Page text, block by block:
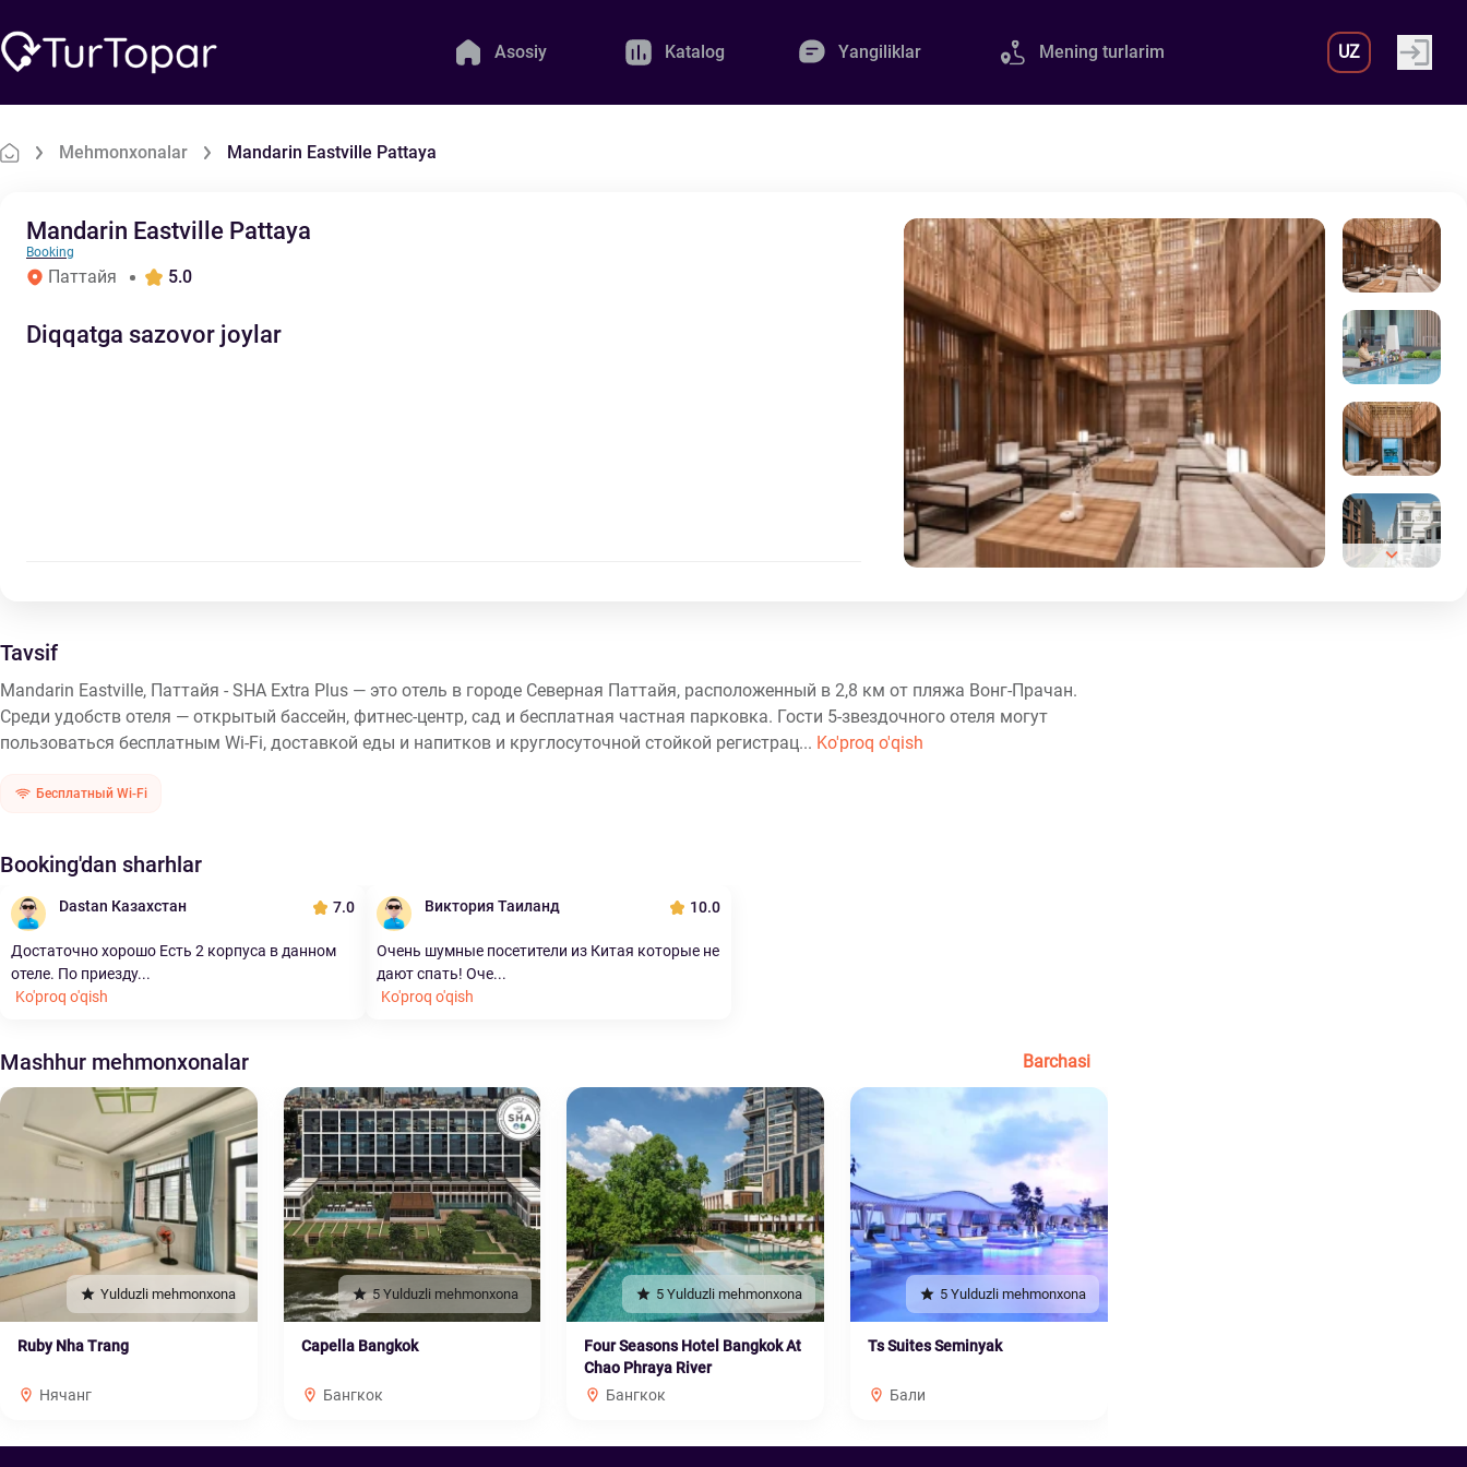
Asosiy Katalog Yangiliklar Mening turlarim UZ
Mehmonxonalar Mandarin Eastville Pattaya
Mandarin Eastville Pattaya
Booking
Паттайя 5.0
Diqqatga sazovor joylar
Tavsif
Mandarin Eastville, Паттайя - SHA Extra Plus — это отель в городе Северная Паттайя, расположенный в 2,8 км от пляжа Вонг-Прачан.
Среди удобств отеля — открытый бассейн, фитнес-центр, сад и бесплатная частная парковка. Гости 5-звездочного отеля могут
пользоваться бесплатным Wi-Fi, доставкой еды и напитков и круглосуточной стойкой регистрац... Ko'proq o'qish
Бесплатный Wi-Fi
Booking'dan sharhlar
Dastan Казахстан 7.0
Достаточно хорошо Есть 2 корпуса в данном
отеле. По приезду...
Ko'proq o'qish
Виктория Таиланд 10.0
Очень шумные посетители из Китая которые не
дают спать! Оче...
Ko'proq o'qish
Mashhur mehmonxonalar Barchasi
Yulduzli mehmonxona
Ruby Nha Trang
Нячанг
5 Yulduzli mehmonxona
Capella Bangkok
Бангкок
5 Yulduzli mehmonxona
Four Seasons Hotel Bangkok At
Chao Phraya River
Бангкок
5 Yulduzli mehmonxona
Ts Suites Seminyak
Бали